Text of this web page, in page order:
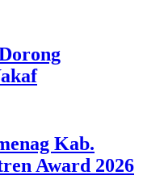
Kab.
Award 2026